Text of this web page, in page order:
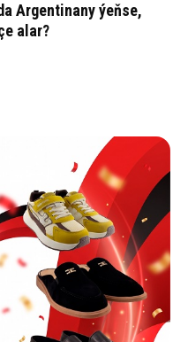
Argentinany ýeňse,
alar?